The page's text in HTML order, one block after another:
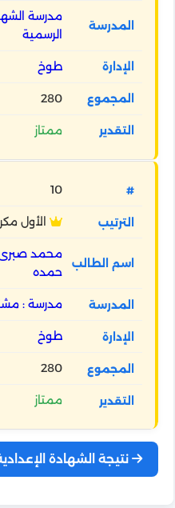
مدرسة
الرسمية
طوخ
280
ممتاز
10
الأول
محمد صبرى
حمده
مدرسة :
طوخ
280
ممتاز
نتيجة الشهادة